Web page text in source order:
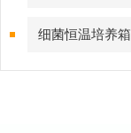
细菌恒温培养箱